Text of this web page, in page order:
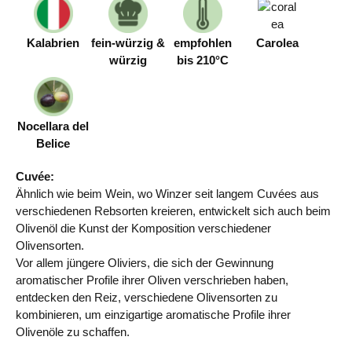
Kalabrien
fein-würzig &
würzig
empfohlen
bis 210°C
Carolea
Nocellara del
Belice
Cuvée:
Ähnlich wie beim Wein, wo Winzer seit langem Cuvées aus
verschiedenen Rebsorten kreieren, entwickelt sich auch beim
Olivenöl die Kunst der Komposition verschiedener
Olivensorten.
Vor allem jüngere Oliviers, die sich der Gewinnung
aromatischer Profile ihrer Oliven verschrieben haben,
entdecken den Reiz, verschiedene Olivensorten zu
kombinieren, um einzigartige aromatische Profile ihrer
Olivenöle zu schaffen.